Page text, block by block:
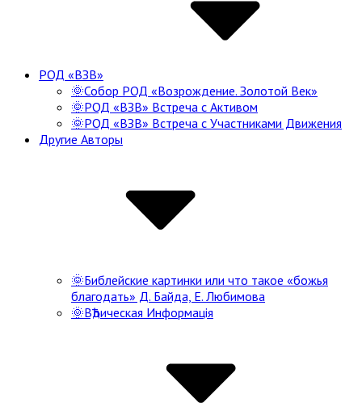
РОД «ВЗВ»
🌞Собор РОД «Возрождение. Золотой Век»
🌞РОД «ВЗВ» Встреча с Активом
🌞РОД «ВЗВ» Встреча с Участниками Движения
Другие Авторы
🌞Библейские картинки или что такое «божья
благодать» Д. Байда, Е. Любимова
🌞ВѢдическая Информацiя